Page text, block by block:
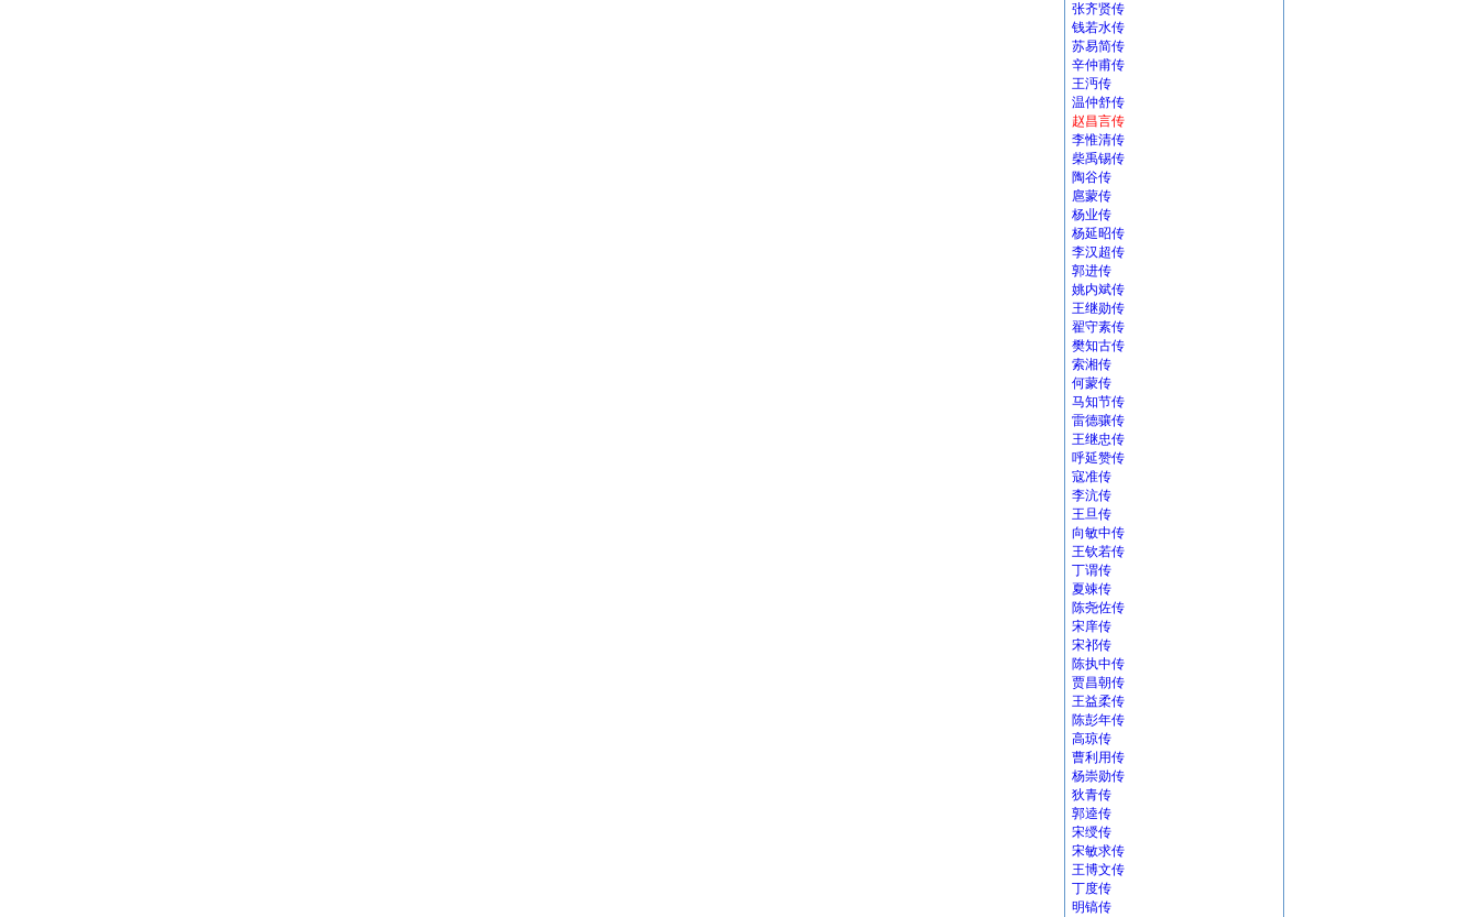
张齐贤传
钱若水传
苏易简传
辛仲甫传
王沔传
温仲舒传
赵昌言传
李惟清传
柴禹锡传
陶谷传
扈蒙传
杨业传
杨延昭传
李汉超传
郭进传
姚内斌传
王继勋传
翟守素传
樊知古传
索湘传
何蒙传
马知节传
雷德骧传
王继忠传
呼延赞传
寇准传
李沆传
王旦传
向敏中传
王钦若传
丁谓传
夏竦传
陈尧佐传
宋庠传
宋祁传
陈执中传
贾昌朝传
王益柔传
陈彭年传
高琼传
曹利用传
杨崇勋传
狄青传
郭逵传
宋绶传
宋敏求传
王博文传
丁度传
明镐传